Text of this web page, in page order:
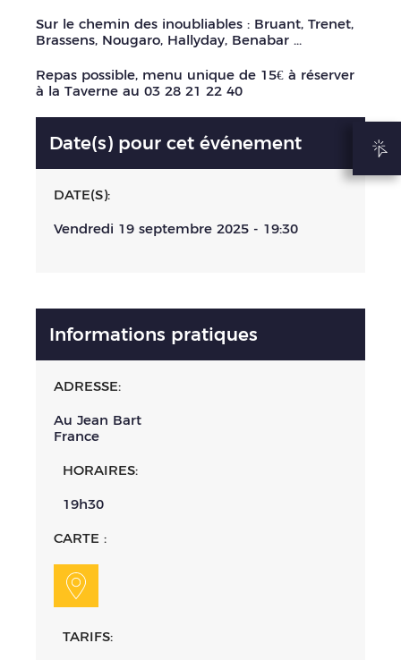
Sur le chemin des inoubliables : Bruant, Trenet,
Brassens, Nougaro, Hallyday, Benabar ...
Repas possible, menu unique de 15€ à réserver
à la Taverne au 03 28 21 22 40
Date(s) pour cet événement
DATE(S):
Vendredi 19 septembre 2025 - 19:30
Informations pratiques
ADRESSE:
Au Jean Bart
France
HORAIRES:
19h30
CARTE :
TARIFS: